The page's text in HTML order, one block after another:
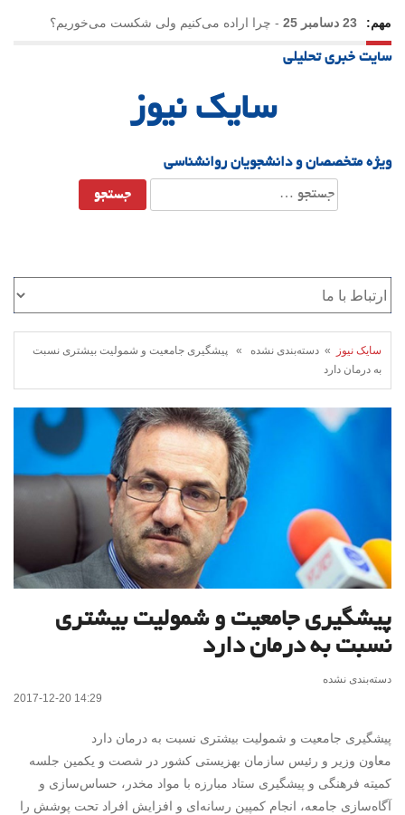
مهم: 23 دسامبر 25 - چرا اراده می‌کنیم ولی شکست می‌خوریم؟
21 دسامبر 25
سایت خبری تحلیلی
سایک نیوز
ویژه متخصصان و دانشجویان روانشناسی
جستجو
برای:
سایک نیوز
» دسته‌بندی نشده » پیشگیری جامعیت و شمولیت بیشتری نسبت
به درمان دارد
پیشگیری جامعیت و شمولیت بیشتری
نسبت به درمان دارد
دسته‌بندی نشده
2017-12-20 14:29
پیشگیری جامعیت و شمولیت بیشتری نسبت به درمان دارد
معاون وزیر و رئیس سازمان بهزیستی کشور در شصت و یکمین جلسه
کمیته فرهنگی و پیشگیری ستاد مبارزه با مواد مخدر، حساس‌سازی و
آگاه‌سازی جامعه، انجام کمپین رسانه‌ای و افزایش افراد تحت پوشش را